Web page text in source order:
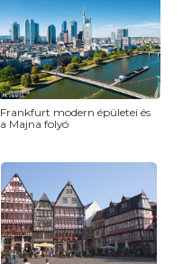
Frankfurt modern épületei és
a Majna folyó